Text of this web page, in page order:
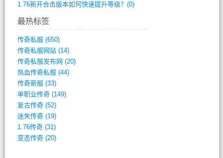
1.76新开合击版本如何快速提升等级？(0)
最热标签
传奇私服 (650)
传奇私服网站(14)
传奇私服发布网 (20)
热血传奇私服 (44)
传奇新服 (33)
单职业传奇(149)
复古传奇(52)
迷失传奇(19)
1.76传奇(31)
变态传奇(20)